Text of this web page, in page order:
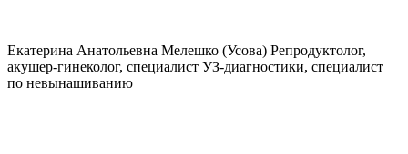
Екатерина Анатольевна Мелешко (Усова) Репродуктолог,
акушер-гинеколог, специалист УЗ-диагностики, специалист
по невынашиванию